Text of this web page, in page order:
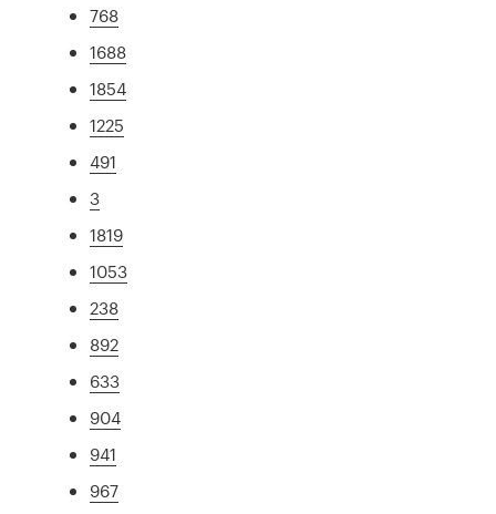
768
1688
1854
1225
491
3
1819
1053
238
892
633
904
941
967